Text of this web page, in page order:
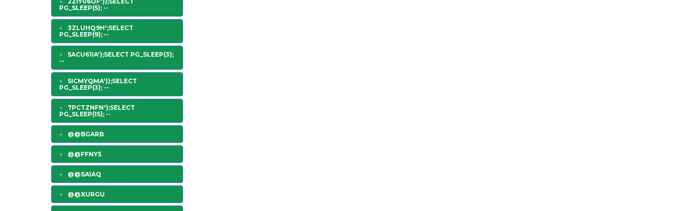
PG_SLEEP(5); --
3ZLUHQ9H';SELECT
PG_SLEEP(9); --
5ACU61IA');SELECT PG_SLEEP(3);
--
5ICMYQMA'));SELECT
PG_SLEEP(3); --
7PCTZNFN');SELECT
PG_SLEEP(15); --
@@BGARB
@@FFNY5
@@SA1AQ
@@XURGU